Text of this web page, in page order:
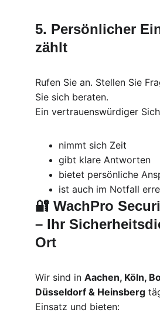
5. Persönlicher
zählt
Rufen Sie an. Stellen Sie
Sie sich beraten.
Ein vertrauenswürdiger
nimmt sich Zeit
gibt klare Antworten
bietet persönliche
ist auch im Notfall
🔐 WachPro
– Ihr
Ort
Wir sind in Aachen, Köln,
Düsseldorf & Heinsberg
Einsatz und bieten: